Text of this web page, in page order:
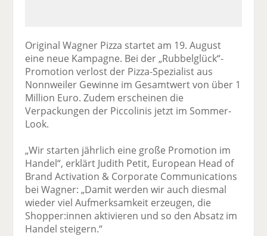
Original Wagner Pizza startet am 19. August
eine neue Kampagne. Bei der „Rubbelglück“-
Promotion verlost der Pizza-Spezialist aus
Nonnweiler Gewinne im Gesamtwert von über 1
Million Euro. Zudem erscheinen die
Verpackungen der Piccolinis jetzt im Sommer-
Look.
„Wir starten jährlich eine große Promotion im
Handel“, erklärt Judith Petit, European Head of
Brand Activation & Corporate Communications
bei Wagner: „Damit werden wir auch diesmal
wieder viel Aufmerksamkeit erzeugen, die
Shopper:innen aktivieren und so den Absatz im
Handel steigern.“